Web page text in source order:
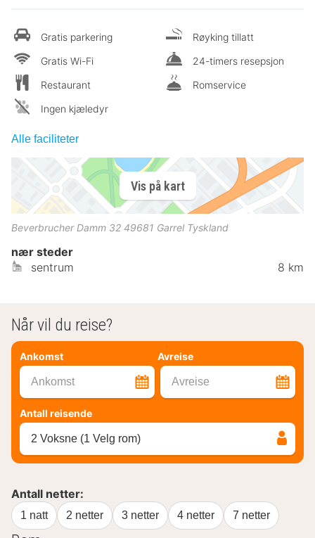
Gratis parkering
Gratis Wi-Fi
Restaurant
Ingen kjæledyr
Røyking tillatt
24-timers resepsjon
Romservice
Alle faciliteter
Vis på kart
Beverbrucher Damm 32 49681 Garrel Tyskland
nær steder
sentrum
8 km
Når vil du reise?
Ankomst Avreise
Ankomst Avreise
Antall reisende
2 Voksne (1 Velg rom)
Antall netter:
1 natt 2 netter 3 netter 4 netter 7 netter